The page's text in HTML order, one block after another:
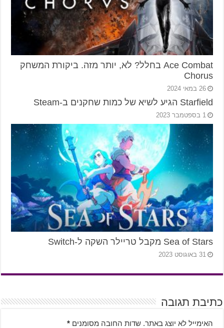
Ace Combat בחלל? לא, יותר מזה. ביקורת המשחק
Chorus
26 במאי 2024
Starfield הגיע לשיא של כמות שחקנים ב-Steam
1 בספטמבר 2023
Sea of Stars מקבל טריילר השקה ל-Switch
31 באוגוסט 2023
כתיבת תגובה
האימייל לא יוצג באתר. שדות החובה מסומנים *